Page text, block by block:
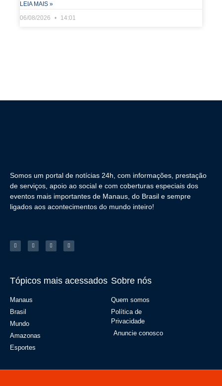
LEIA MAIS »
06/08/2026
14:01
Somos um portal de notícias 24h, com informações, prestação
de serviços, apoio ao social e com coberturas especiais dos
eventos mais importantes de Manaus, do Brasil e sempre
ligados aos acontecimentos do mundo inteiro!
Tópicos mais acessados
Manaus
Brasil
Mundo
Amazonas
Esportes
Sobre nós
Quem somos
Política de
Privacidade
Anuncie conosco